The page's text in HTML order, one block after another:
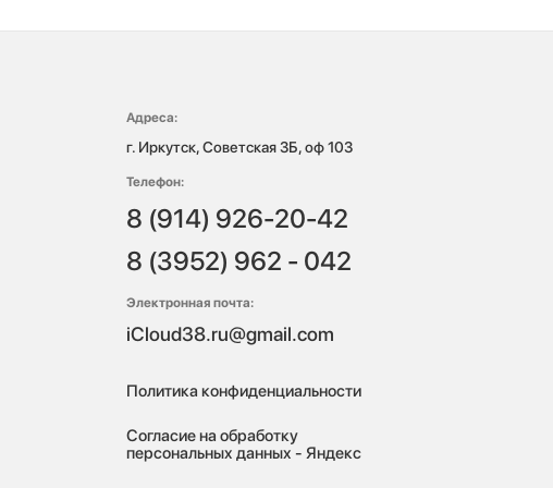
Адреса:
г. Иркутск, Советская 3Б, оф 103
Телефон:
8 (914) 926-20-42
8 (3952) 962 - 042
Электронная почта:
iCloud38.ru@gmail.com
Политика конфиденциальности
Согласие на обработку
персональных данных - Яндекс